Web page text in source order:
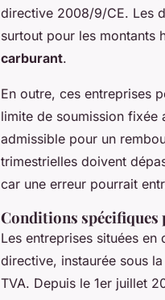
directive 2008/9/CE. Les
surtout pour les montants
carburant.
En outre, ces entreprises
limite de soumission fixée
admissible pour un
trimestrielles doivent
car une erreur pourrait
Conditions spécifiques
Les entreprises situées
directive, instaurée sous
TVA. Depuis le 1er juillet